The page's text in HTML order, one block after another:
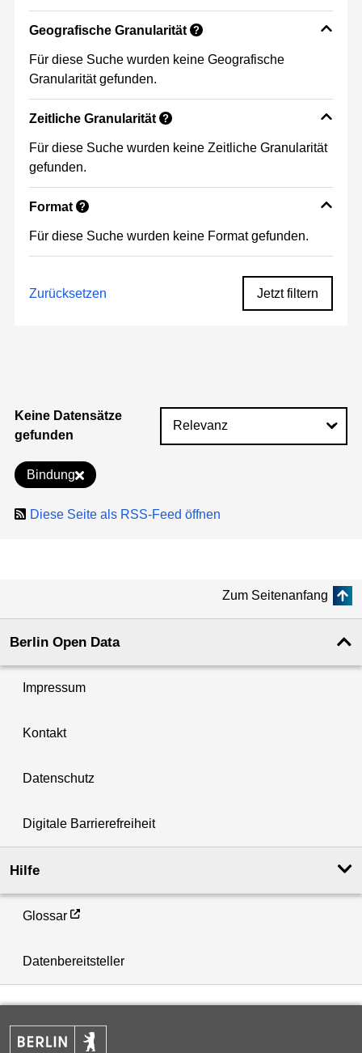
Geografische Granularität ?
Für diese Suche wurden keine Geografische
Granularität gefunden.
Zeitliche Granularität ?
Für diese Suche wurden keine Zeitliche Granularität
gefunden.
Format ?
Für diese Suche wurden keine Format gefunden.
Zurücksetzen Jetzt filtern
Keine Datensätze
gefunden
Bindung
Diese Seite als RSS-Feed öffnen
Zum Seitenanfang
Berlin Open Data
Impressum
Kontakt
Datenschutz
Digitale Barrierefreiheit
Hilfe
Glossar
Datenbereitsteller